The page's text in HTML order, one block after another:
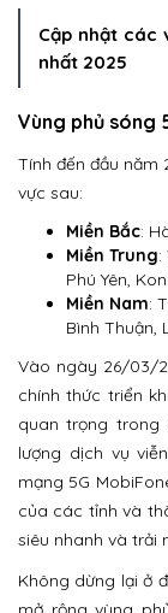
Cập nhật các
nhất 2025
Vùng phủ sóng
Tính đến đầu năm
vực sau:
Miền Bắc:
Miền Trung:
Phú Yên,
Miền Nam:
Bình Thuận,
Vào ngày 26/03/
chính thức triển
quan trọng trong
lượng dịch vụ
mạng 5G
của các tỉnh và
siêu nhanh và trải
Không dừng lại ở